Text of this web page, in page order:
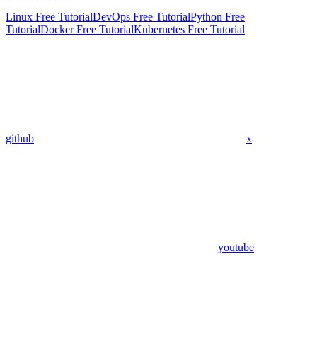
Linux Free TutorialDevOps Free TutorialPython Free
TutorialDocker Free TutorialKubernetes Free Tutorial
github x
youtube